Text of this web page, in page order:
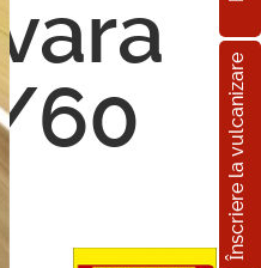
Înscriere la vulcanizare
60